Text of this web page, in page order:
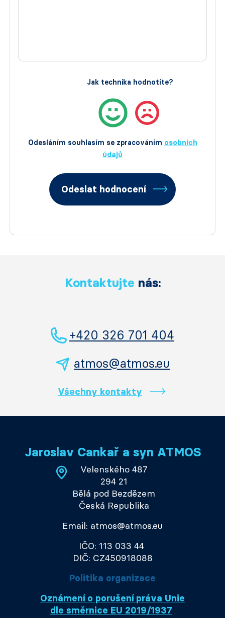
Odesláním souhlasím se zpracováním osobních
údajů
Jak technika hodnotíte?
Odeslat hodnocení
Kontaktujte nás:
+420 326 701 404
atmos@atmos.eu
Všechny kontakty
Jaroslav Cankař a syn ATMOS
Velenského 487
294 21
Bělá pod Bezdězem
Česká Republika
Email: atmos@atmos.eu
IČO: 113 033 44
DIČ: CZ450918088
Politika organizace
Oznámení o porušení práva Unie
dle směrnice EU 2019/1937